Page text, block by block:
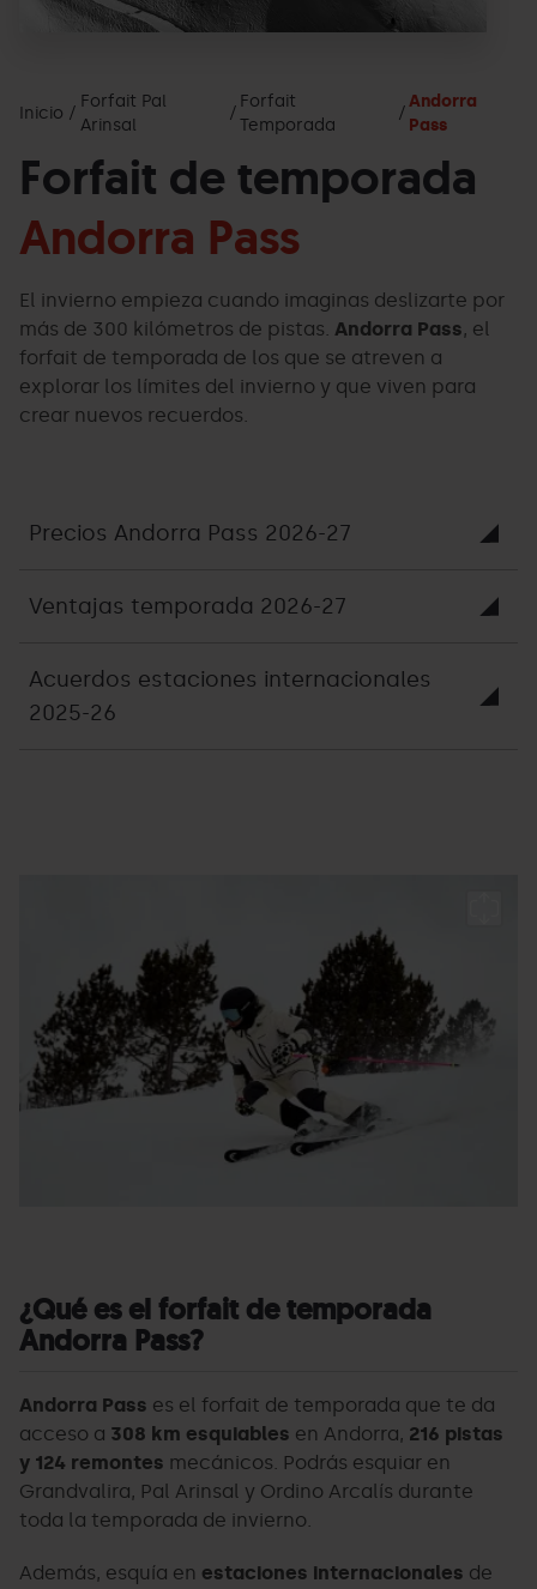
Inicio
Forfait Pal
Arinsal
Forfait
Temporada
Andorra
Pass
Forfait de temporada
Andorra Pass
El invierno empieza cuando imaginas deslizarte por
más de 300 kilómetros de pistas. Andorra Pass, el
forfait de temporada de los que se atreven a
explorar los límites del invierno y que viven para
crear nuevos recuerdos.
Precios Andorra Pass 2026-27
Ventajas temporada 2026-27
Acuerdos estaciones internacionales
2025-26
¿Qué es el forfait de temporada
Andorra Pass?
Andorra Pass es el forfait de temporada que te da
acceso a 308 km esquiables en Andorra, 216 pistas
y 124 remontes mecánicos. Podrás esquiar en
Grandvalira, Pal Arinsal y Ordino Arcalís durante
toda la temporada de invierno.
Además, esquía en estaciones internacionales de